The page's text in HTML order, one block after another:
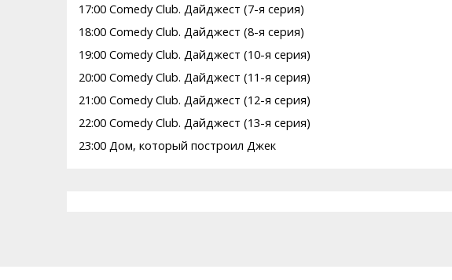
17:00 Comedy Club. Дайджест (7-я серия)
18:00 Comedy Club. Дайджест (8-я серия)
19:00 Comedy Club. Дайджест (10-я серия)
20:00 Comedy Club. Дайджест (11-я серия)
21:00 Comedy Club. Дайджест (12-я серия)
22:00 Comedy Club. Дайджест (13-я серия)
23:00 Дом, который построил Джек